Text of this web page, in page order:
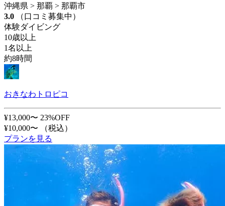
沖縄県 > 那覇 > 那覇市
3.0
（口コミ募集中）
体験ダイビング
10歳以上
1名以上
約8時間
おきなわトロピコ
¥13,000〜 23%OFF
¥10,000〜
（税込）
プランを見る